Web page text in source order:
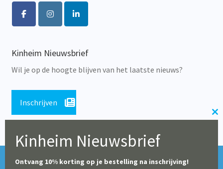
Kinheim Nieuwsbrief
Wil je op de hoogte blijven van het laatste nieuws?
Inschrijven
© Alle rechten voorbehouden 2026 | Educatieve Uitgeverij
Tijdens de zomerperiode blijft onze webshop geopend,
Kinheim Nieuwsbrief
Ontvang 10% korting op je bestelling na inschrijving!